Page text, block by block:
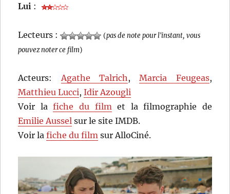
Lui :
Lecteurs : (pas de note pour l'instant, vous
pouvez noter ce film)
Acteurs:Agathe Talrich,Marcia Feugeas,
Matthieu Lucci,Idir Azougli
Voir lafiche du filmet la filmographie de
Emilie Aussel sur le site IMDB.
Voir lafiche du film sur AlloCiné.